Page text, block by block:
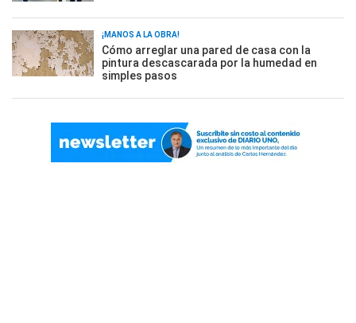
¡MANOS A LA OBRA!
Cómo arreglar una pared de casa con la
pintura descascarada por la humedad en
simples pasos